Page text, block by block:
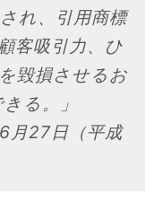
れ、引用商標
客吸引力、ひ
毀損させるお
る。」
月27日（平成